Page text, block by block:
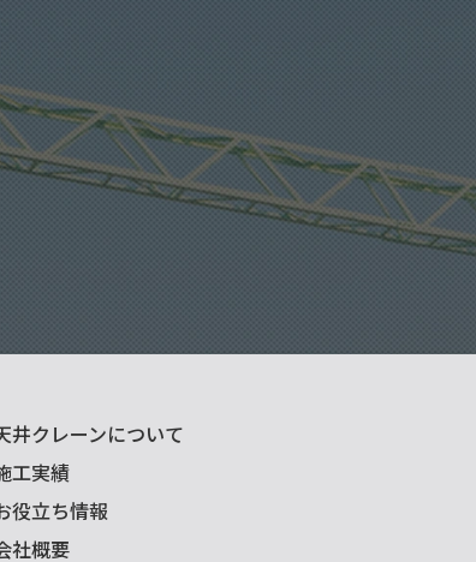
井クレーンについて
工実績
役立ち情報
社概要